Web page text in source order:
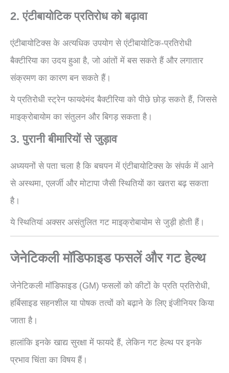
2. एंटीबायोटिक प्रतिरोध को बढ़ावा
एंटीबायोटिक्स के अत्यधिक उपयोग से एंटीबायोटिक-प्रतिरोधी
बैक्टीरिया का उदय हुआ है, जो आंतों में बस सकते हैं और लगातार
संक्रमण का कारण बन सकते हैं।
ये प्रतिरोधी स्ट्रेन फायदेमंद बैक्टीरिया को पीछे छोड़ सकते हैं, जिससे
माइक्रोबायोम का संतुलन और बिगड़ सकता है।
3. पुरानी बीमारियों से जुड़ाव
अध्ययनों से पता चला है कि बचपन में एंटीबायोटिक्स के संपर्क में आने
से अस्थमा, एलर्जी और मोटापा जैसी स्थितियों का खतरा बढ़ सकता
है।
ये स्थितियां अक्सर असंतुलित गट माइक्रोबायोम से जुड़ी होती हैं।
जेनेटिकली मॉडिफाइड फसलें और गट हेल्थ
जेनेटिकली मॉडिफाइड (GM) फसलों को कीटों के प्रति प्रतिरोधी,
हर्बिसाइड सहनशील या पोषक तत्वों को बढ़ाने के लिए इंजीनियर किया
जाता है।
हालांकि इनके खाद्य सुरक्षा में फायदे हैं, लेकिन गट हेल्थ पर इनके
प्रभाव चिंता का विषय हैं।